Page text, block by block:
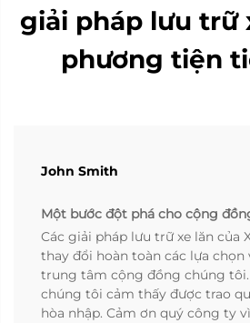
giải pháp lưu trữ
phương tiện
John Smith
Một bước đột phá cho cộng
Các giải pháp lưu trữ xe lăn của
thay đổi hoàn toàn các lựa chọn
trung tâm cộng đồng chúng tôi.
chúng tôi cảm thấy được trao
hòa nhập. Cảm ơn quý công ty